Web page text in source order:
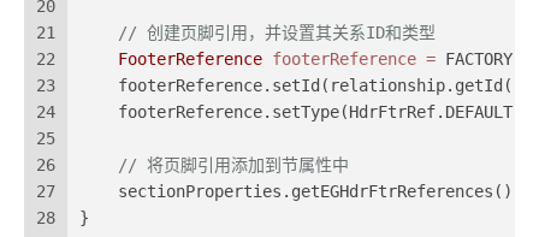
20
21
22
23
24
25
26
27
28
// 创建页脚引用，并设置其关系ID和类型
FooterReference footerReference =
    footerReference.setType(HdrFtrRef.DEFAULT);
// 将页脚引用添加到节属性中
}